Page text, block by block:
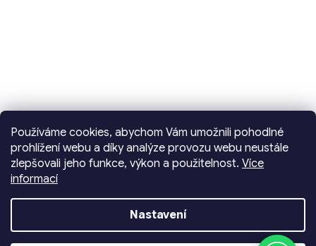
Používáme cookies, abychom Vám umožnili pohodlné
prohlížení webu a díky analýze provozu webu neustále
zlepšovali jeho funkce, výkon a použitelnost. Více
informací
Nastavení
Vytvořil Shoptet